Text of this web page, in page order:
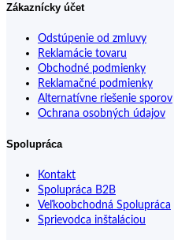
Zákaznícky účet
Odstúpenie od zmluvy
Reklamácie tovaru
Obchodné podmienky
Reklamačné podmienky
Alternatívne riešenie sporov
Ochrana osobných údajov
Spolupráca
Kontakt
Spolupráca B2B
Veľkoobchodná Spolupráca
Sprievodca inštaláciou